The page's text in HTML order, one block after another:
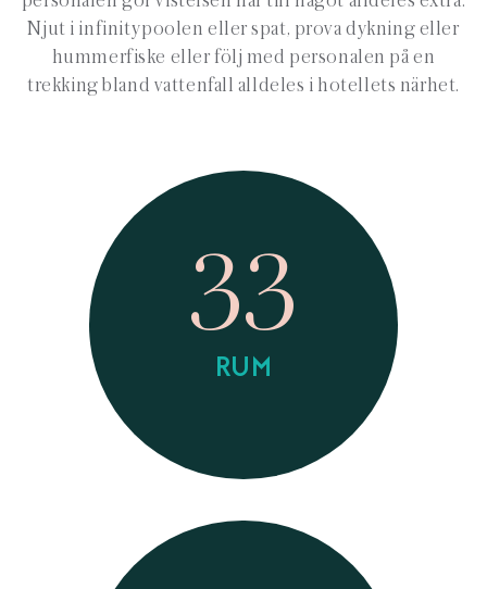
Njut i infinitypoolen eller spat, prova dykning eller
hummerfiske eller följ med personalen på en
trekking bland vattenfall alldeles i hotellets närhet.
33
RUM